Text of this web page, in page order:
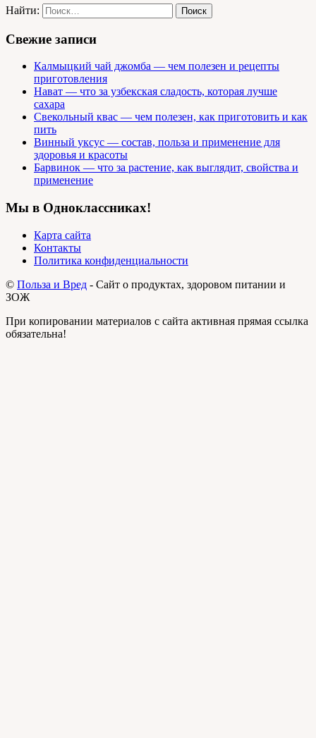
Найти:
Свежие записи
Калмыцкий чай джомба — чем полезен и рецепты
приготовления
Нават — что за узбекская сладость, которая лучше
сахара
Свекольный квас — чем полезен, как приготовить и как
пить
Винный уксус — состав, польза и применение для
здоровья и красоты
Барвинок — что за растение, как выглядит, свойства и
применение
Мы в Одноклассниках!
Карта сайта
Контакты
Политика конфиденциальности
© Польза и Вред - Сайт о продуктах, здоровом питании и
ЗОЖ
При копировании материалов с сайта активная прямая ссылка
обязательна!